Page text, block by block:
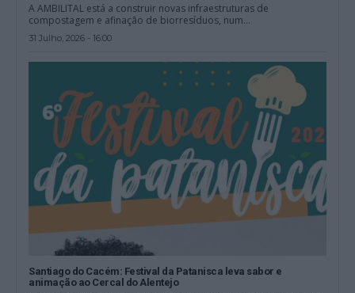
A AMBILITAL está a construir novas infraestruturas de
compostagem e afinação de biorresíduos, num...
31 Julho, 2026 - 16:00
Santiago do Cacém: Festival da Patanisca leva sabor e
animação ao Cercal do Alentejo